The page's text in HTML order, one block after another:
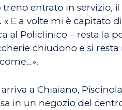
entrato in
« E a volte mi è
al Policlinico – resta la
chiudono e si
a Chiaiano,
in un negozio del